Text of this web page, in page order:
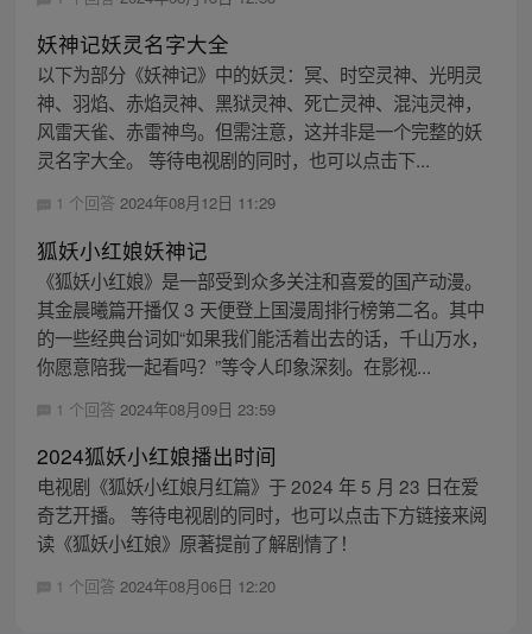
妖神记妖灵名字大全
以下为部分《妖神记》中的妖灵：冥、时空灵神、光明灵
神、羽焰、赤焰灵神、黑狱灵神、死亡灵神、混沌灵神，
风雷天雀、赤雷神鸟。但需注意，这并非是一个完整的妖
灵名字大全。 等待电视剧的同时，也可以点击下...
1 个回答 2024年08月12日 11:29
狐妖小红娘妖神记
《狐妖小红娘》是一部受到众多关注和喜爱的国产动漫。
其金晨曦篇开播仅 3 天便登上国漫周排行榜第二名。其中
的一些经典台词如“如果我们能活着出去的话，千山万水，
你愿意陪我一起看吗？”等令人印象深刻。在影视...
1 个回答 2024年08月09日 23:59
2024狐妖小红娘播出时间
电视剧《狐妖小红娘月红篇》于 2024 年 5 月 23 日在爱
奇艺开播。 等待电视剧的同时，也可以点击下方链接来阅
读《狐妖小红娘》原著提前了解剧情了！
1 个回答 2024年08月06日 12:20